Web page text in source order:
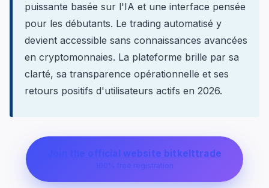
puissante basée sur l'IA et une interface pensée
pour les débutants. Le trading automatisé y
devient accessible sans connaissances avancées
en cryptomonnaies. La plateforme brille par sa
clarté, sa transparence opérationnelle et ses
retours positifs d'utilisateurs actifs en 2026.
Join the official website bitkelttrade
100% free registration